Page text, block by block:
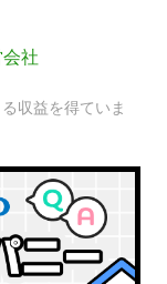
社
収益を得ていま